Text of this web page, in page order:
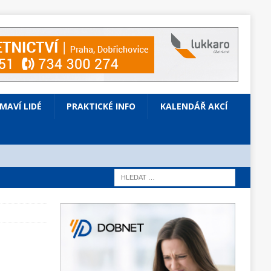
LIDÉ PRAKTICKÉ INFO KALENDÁŘ AKCÍ